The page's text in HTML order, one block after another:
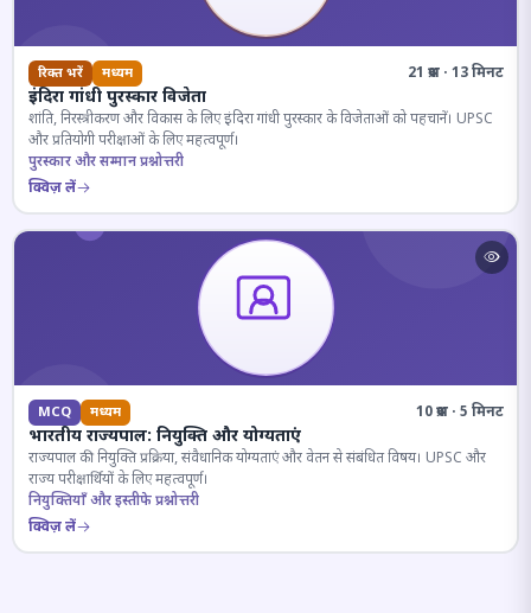
रिक्त भरें मध्यम 21 प्रश्न · 13 मिनट
इंदिरा गांधी पुरस्कार विजेता
शांति, निरस्त्रीकरण और विकास के लिए इंदिरा गांधी पुरस्कार के विजेताओं को पहचानें। UPSC
और प्रतियोगी परीक्षाओं के लिए महत्वपूर्ण।
पुरस्कार और सम्मान प्रश्नोत्तरी
क्विज़ लें
MCQ मध्यम 10 प्रश्न · 5 मिनट
भारतीय राज्यपाल: नियुक्ति और योग्यताएं
राज्यपाल की नियुक्ति प्रक्रिया, संवैधानिक योग्यताएं और वेतन से संबंधित विषय। UPSC और
राज्य परीक्षार्थियों के लिए महत्वपूर्ण।
नियुक्तियाँ और इस्तीफे प्रश्नोत्तरी
क्विज़ लें